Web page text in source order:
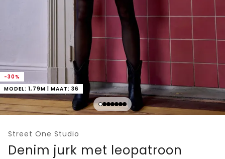
-30%
MODEL: 1,79M | MAAT: 36
Street One Studio
Denim jurk met leopatroon